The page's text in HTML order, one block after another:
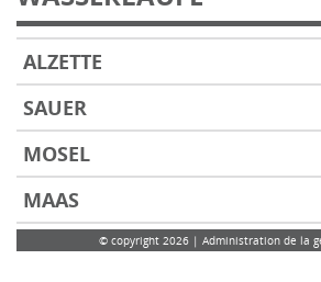
ALZETTE
SAUER
MOSEL
MAAS
© copyright 2026 | Administration de la